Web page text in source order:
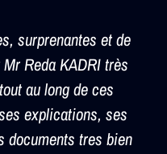
surprenantes et de
Reda KADRI très
au long de ces
explications, ses
documents tres bien